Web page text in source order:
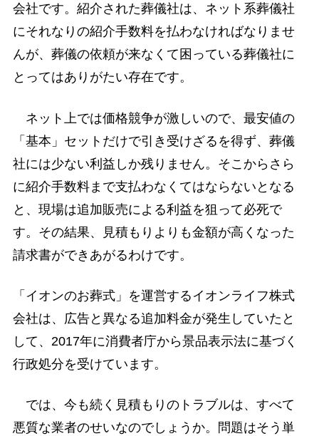
会社です。紹介された葬儀社は、ネット系葬儀社
にそれなりの紹介手数料を払わなければなりませ
んが、葬儀の依頼が来なくて困っている葬儀社に
とってはありがたい存在です。
ネット上では価格競争が激しいので、最安値の
「基本」セットだけで引き受けざるを得ず、葬儀
社には少ない利益しか残りません。そこからさら
に紹介手数料まで支払わなくてはならないとなる
と、現場は追加販売による利益を狙って必死で
す。その結果、見積もりよりも金額が高くなった
請求書ができあがるわけです。
「イオンのお葬式」を運営するイオンライフ株式
会社は、広告と異なる追加料金が発生していたと
して、2017年に消費者庁から景品表示法に基づく
行政処分を受けています。
では、今も続く見積もりのトラブルは、すべて
悪質な業者のせいなのでしょうか。問題はそう単